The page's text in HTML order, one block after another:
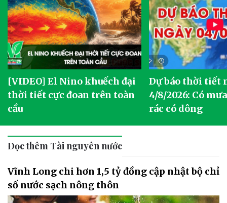
[VIDEO] El Nino khuếch đại
thời tiết cực đoan trên toàn
cầu
Dự báo thời tiết
4/8/2026: Có
rác có dông
Đọc thêm Tài nguyên nước
Vĩnh Long chi hơn 1,5 tỷ đồng cập nhật bộ chỉ
số nước sạch nông thôn